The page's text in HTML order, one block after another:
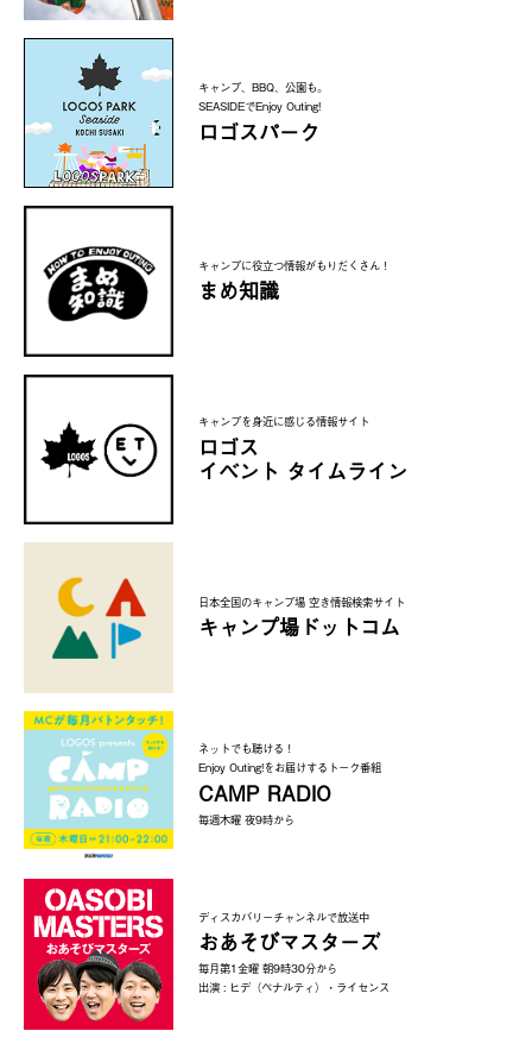
キャンプ、BBQ、公園も。
SEASIDEでEnjoy Outing!
ロゴスパーク
キャンプに役立つ情報がもりだくさん！
まめ知識
キャンプを身近に感じる情報サイト
ロゴス
イベント タイムライン
日本全国のキャンプ場 空き情報検索サイト
キャンプ場ドットコム
ネットでも聴ける！
Enjoy Outing!をお届けするトーク番組
CAMP RADIO
毎週木曜 夜9時から
ディスカバリーチャンネルで放送中
おあそびマスターズ
毎月第1金曜 朝9時30分から
出演 : ヒデ（ペナルティ）・ライセンス